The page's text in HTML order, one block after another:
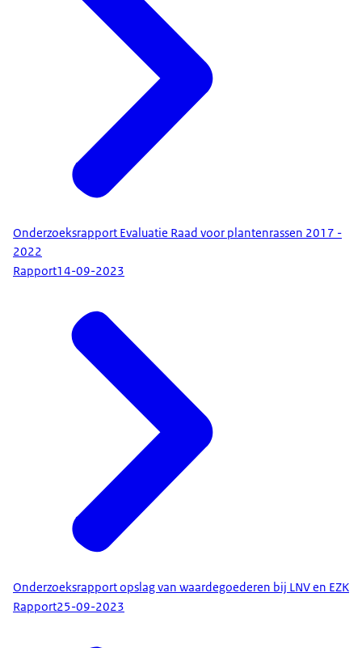
Onderzoeksrapport Evaluatie Raad voor plantenrassen 2017 -
2022
Rapport14-09-2023
Onderzoeksrapport opslag van waardegoederen bij LNV en EZK
Rapport25-09-2023